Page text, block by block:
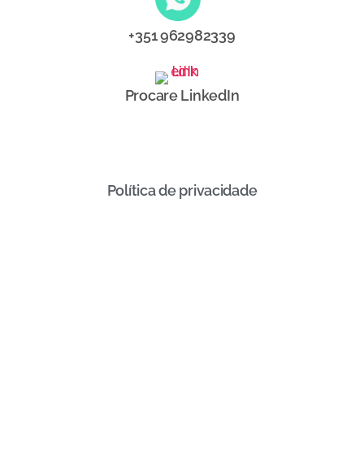
+351 962982339
Procare LinkedIn
Política de privacidade